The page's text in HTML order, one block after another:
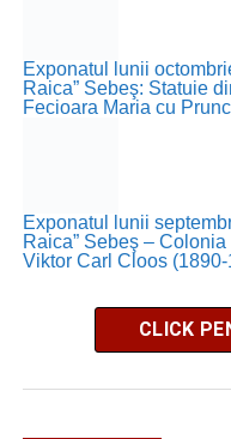
Exponatul lunii
Raica” Sebeş: Statuie
Fecioara Maria cu
Exponatul lunii
Raica” Sebeş –
Viktor Carl Cloos
CLICK